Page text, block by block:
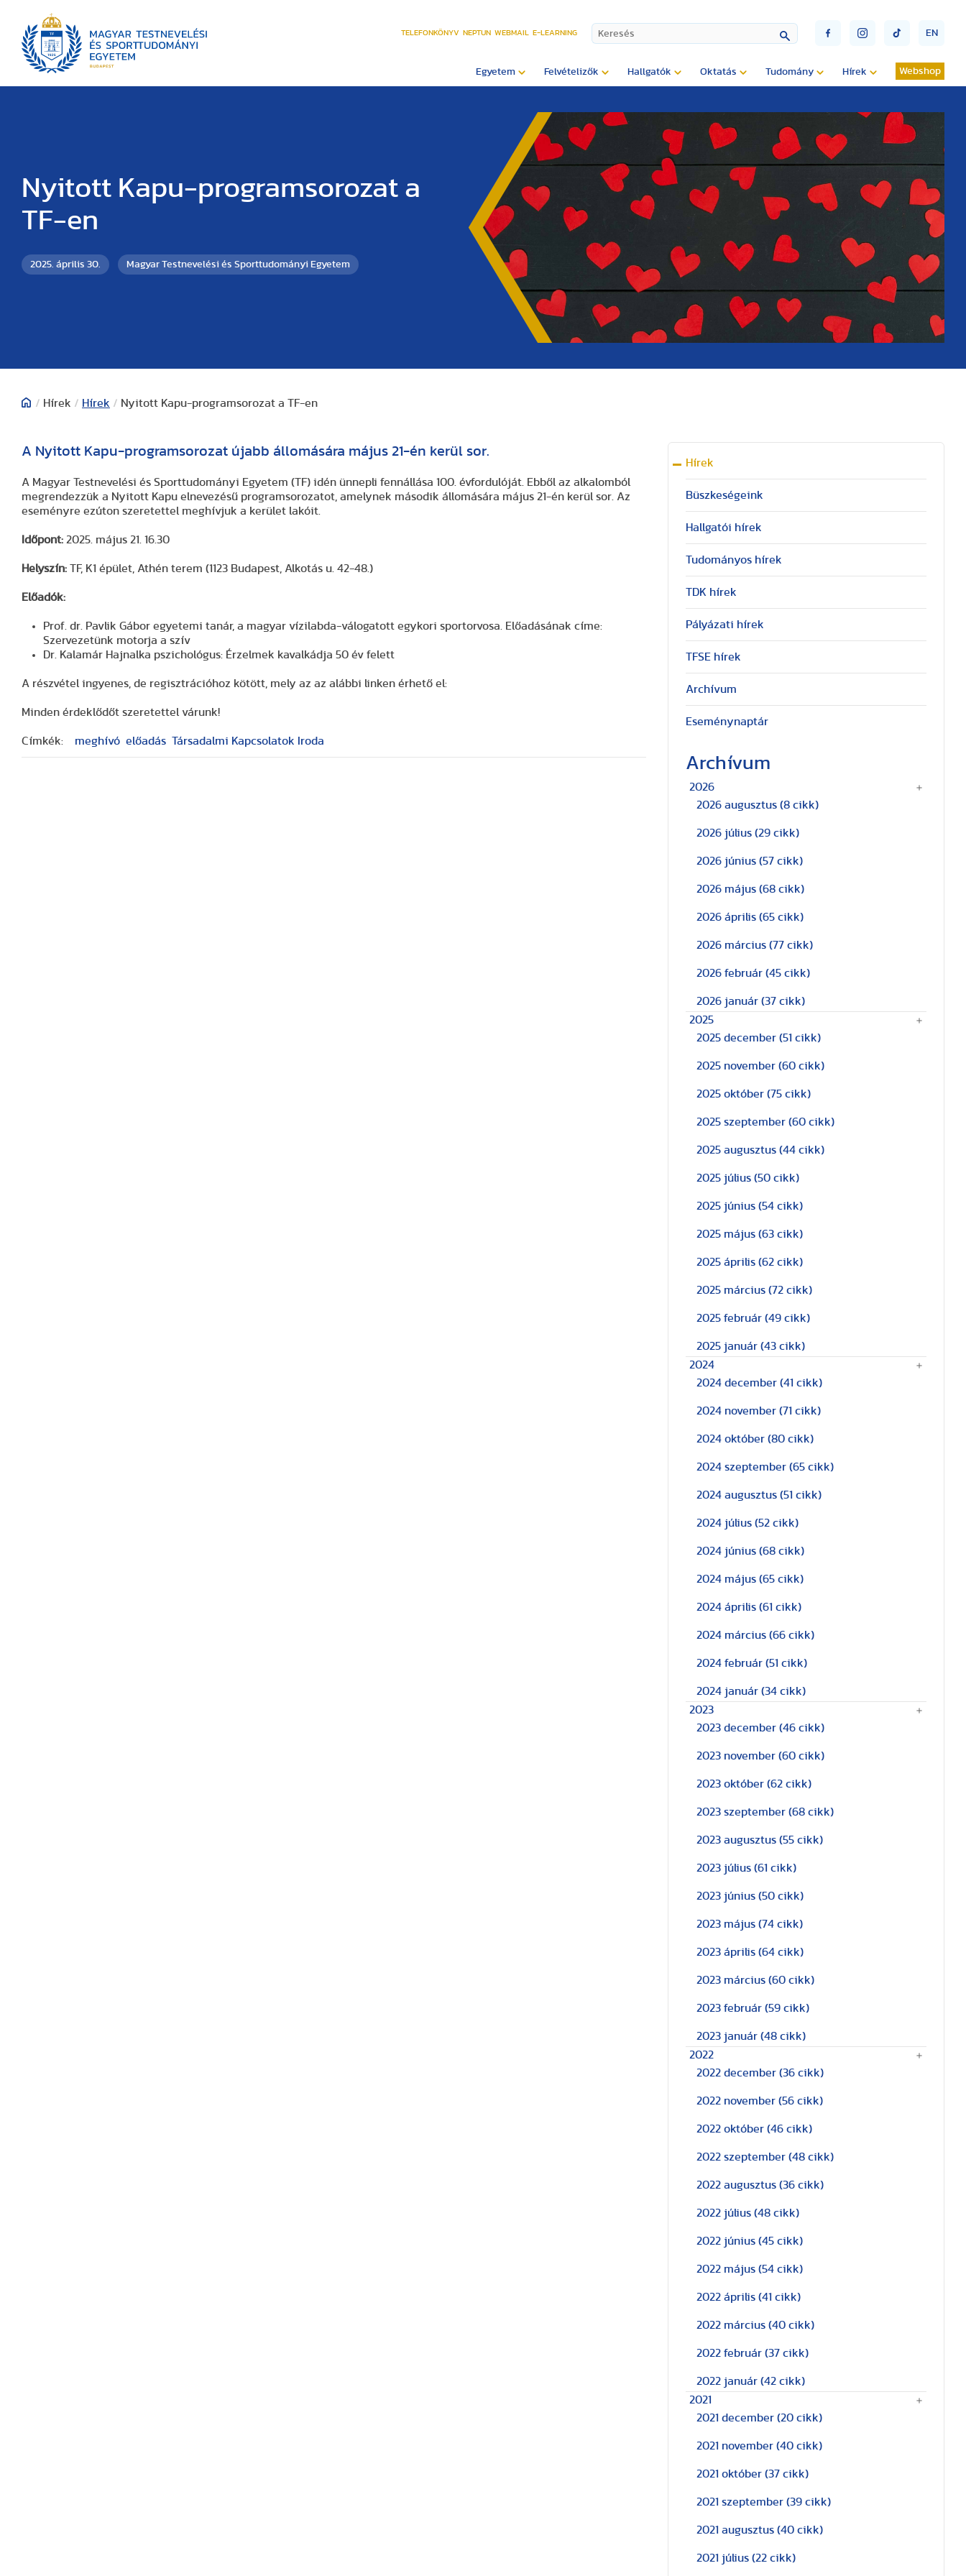
TELEFONKÖNYV NEPTUN WEBMAIL E-LEARNING EN
Egyetem Felvételizők Hallgatók Oktatás Tudomány Hírek Webshop
Nyitott Kapu-programsorozat a
TF-en
2025. április 30. Magyar Testnevelési és Sporttudományi Egyetem
/ Hírek / Hírek / Nyitott Kapu-programsorozat a TF-en
A Nyitott Kapu-programsorozat újabb állomására május 21-én kerül sor.
A Magyar Testnevelési és Sporttudományi Egyetem (TF) idén ünnepli fennállása 100. évfordulóját. Ebből az alkalomból
megrendezzük a Nyitott Kapu elnevezésű programsorozatot, amelynek második állomására május 21-én kerül sor. Az
eseményre ezúton szeretettel meghívjuk a kerület lakóit.
Időpont: 2025. május 21. 16.30
Helyszín: TF, K1 épület, Athén terem (1123 Budapest, Alkotás u. 42-48.)
Előadók:
Prof. dr. Pavlik Gábor egyetemi tanár, a magyar vízilabda-válogatott egykori sportorvosa. Előadásának címe:
Szervezetünk motorja a szív
Dr. Kalamár Hajnalka pszichológus: Érzelmek kavalkádja 50 év felett
A részvétel ingyenes, de regisztrációhoz kötött, mely az az alábbi linken érhető el:
Minden érdeklődőt szeretettel várunk!
Címkék: meghívó előadás Társadalmi Kapcsolatok Iroda
Hírek
Büszkeségeink
Hallgatói hírek
Tudományos hírek
TDK hírek
Pályázati hírek
TFSE hírek
Archívum
Eseménynaptár
Archívum
2026
2026 augusztus (8 cikk)
2026 július (29 cikk)
2026 június (57 cikk)
2026 május (68 cikk)
2026 április (65 cikk)
2026 március (77 cikk)
2026 február (45 cikk)
2026 január (37 cikk)
2025
2025 december (51 cikk)
2025 november (60 cikk)
2025 október (75 cikk)
2025 szeptember (60 cikk)
2025 augusztus (44 cikk)
2025 július (50 cikk)
2025 június (54 cikk)
2025 május (63 cikk)
2025 április (62 cikk)
2025 március (72 cikk)
2025 február (49 cikk)
2025 január (43 cikk)
2024
2024 december (41 cikk)
2024 november (71 cikk)
2024 október (80 cikk)
2024 szeptember (65 cikk)
2024 augusztus (51 cikk)
2024 július (52 cikk)
2024 június (68 cikk)
2024 május (65 cikk)
2024 április (61 cikk)
2024 március (66 cikk)
2024 február (51 cikk)
2024 január (34 cikk)
2023
2023 december (46 cikk)
2023 november (60 cikk)
2023 október (62 cikk)
2023 szeptember (68 cikk)
2023 augusztus (55 cikk)
2023 július (61 cikk)
2023 június (50 cikk)
2023 május (74 cikk)
2023 április (64 cikk)
2023 március (60 cikk)
2023 február (59 cikk)
2023 január (48 cikk)
2022
2022 december (36 cikk)
2022 november (56 cikk)
2022 október (46 cikk)
2022 szeptember (48 cikk)
2022 augusztus (36 cikk)
2022 július (48 cikk)
2022 június (45 cikk)
2022 május (54 cikk)
2022 április (41 cikk)
2022 március (40 cikk)
2022 február (37 cikk)
2022 január (42 cikk)
2021
2021 december (20 cikk)
2021 november (40 cikk)
2021 október (37 cikk)
2021 szeptember (39 cikk)
2021 augusztus (40 cikk)
2021 július (22 cikk)